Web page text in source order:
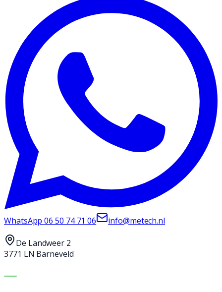
WhatsApp06 50 74 71 06 info@metech.nl
De Landweer 2
3771 LN Barneveld
MASCHINEN